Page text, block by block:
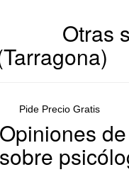
Otras
Pide Precio Gratis
Opiniones
sobre